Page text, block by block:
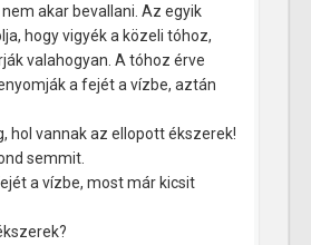
akar bevallani. Az egyik
hogy vigyék a közeli tóhoz,
valahogyan. A tóhoz érve
a fejét a vízbe, aztán
hol vannak az ellopott ékszerek!
semmit.
a vízbe, most már kicsit